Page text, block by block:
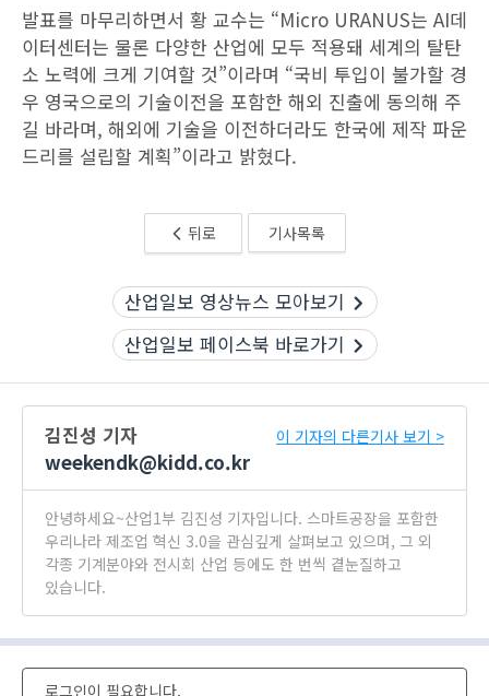
발표를 마무리하면서 황 교수는 “Micro URANUS는 AI데
이터센터는 물론 다양한 산업에 모두 적용돼 세계의 탈탄
소 노력에 크게 기여할 것”이라며 “국비 투입이 불가할 경
우 영국으로의 기술이전을 포함한 해외 진출에 동의해 주
길 바라며, 해외에 기술을 이전하더라도 한국에 제작 파운
드리를 설립할 계획”이라고 밝혔다.
뒤로 기사목록
산업일보 영상뉴스 모아보기
산업일보 페이스북 바로가기
김진성 기자
weekendk@kidd.co.kr
이 기자의 다른기사 보기 >
안녕하세요~산업1부 김진성 기자입니다. 스마트공장을 포함한
우리나라 제조업 혁신 3.0을 관심깊게 살펴보고 있으며, 그 외
각종 기계분야와 전시회 산업 등에도 한 번씩 곁눈질하고
있습니다.
로그인이 필요합니다.